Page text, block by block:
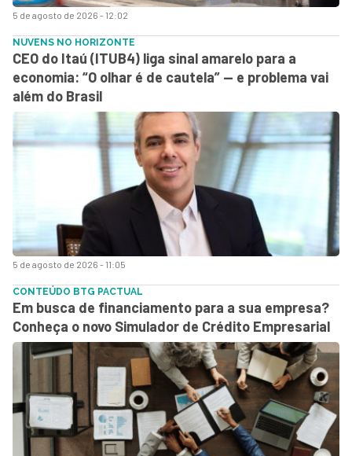
5 de agosto de 2026 - 12:02
5 de agosto de 2026 - 11:05
NUVENS NO HORIZONTE
CEO do Itaú (ITUB4) liga sinal amarelo para a
economia: “O olhar é de cautela” — e problema vai
além do Brasil
CONTEÚDO BTG PACTUAL
Em busca de financiamento para a sua empresa?
Conheça o novo Simulador de Crédito Empresarial